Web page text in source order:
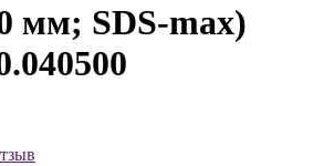
мм; SDS-max)